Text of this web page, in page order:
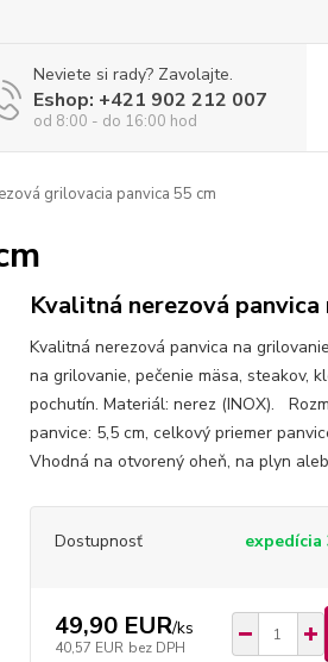
Neviete si rady? Zavolajte.
Eshop: +421 902 212 007
od 8:00 - do 16:00 hod
grilovacia panvica 55 cm
Kvalitná nerezová
Kvalitná nerezová panvica na
na grilovanie, pečenie mäsa, steakov,
pochutín. Materiál: nerez (INOX).
panvice: 5,5 cm, celkový priemer
Vhodná na otvorený oheň, na plyn
Dostupnosť expedícia
49,90 EUR/ks
40,57 EUR bez DPH